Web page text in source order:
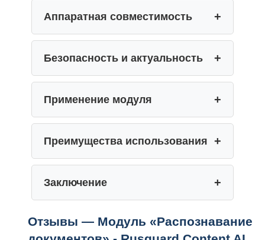
Аппаратная совместимость
Безопасность и актуальность
Применение модуля
Преимущества использования
Заключение
Отзывы — Модуль «Распознавание